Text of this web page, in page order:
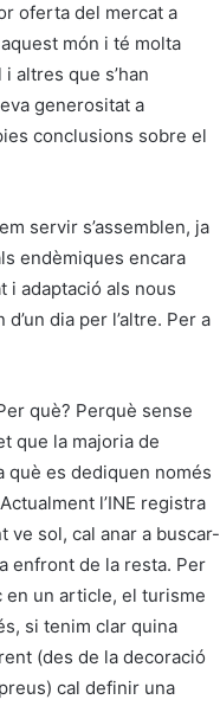
oferta del mercat a
món i té molta
altres que s’han
generositat a
conclusions sobre el
servir s’assemblen, ja
endèmiques encara
i adaptació als nous
dia per l’altre. Per a
què? Perquè sense
que la majoria de
què es dediquen només
l’INE registra
ve sol, cal anar a buscar-
enfront de la resta. Per
en un article, el turisme
si tenim clar quina
(des de la decoració
cal definir una